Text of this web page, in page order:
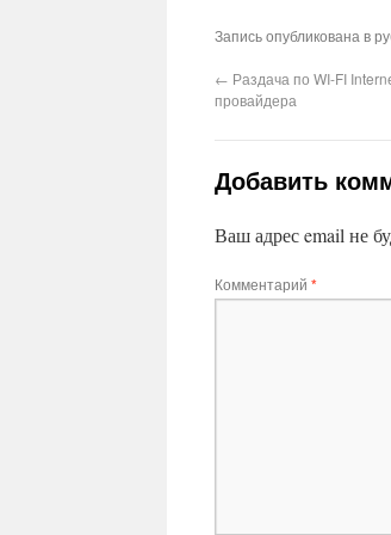
Запись опубликована в
← Раздача по WI-FI
провайдера
Добавить
Ваш адрес email не
Комментарий *